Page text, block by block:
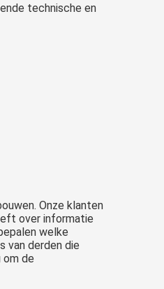
technische en
Onze klanten
over informatie
welke
van derden die
om de